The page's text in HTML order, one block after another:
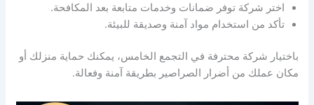
اختر شركة توفر ضمانات وخدمات متابعة بعد المكافحة.
تأكد من استخدام مواد آمنة وصديقة للبيئة.
باختيار شركة محترفة في التجمع الخامس، يمكنك حماية منزلك أو
مكان عملك من أضرار الصراصير بطريقة آمنة وفعالة.